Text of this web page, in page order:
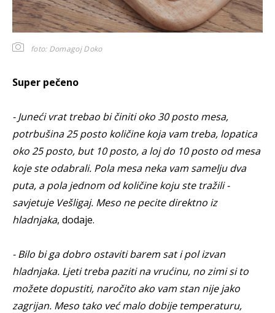
foto: Domagoj Doko
Super pečeno
- Juneći vrat trebao bi činiti oko 30 posto mesa,
potrbušina 25 posto količine koja vam treba, lopatica
oko 25 posto, but 10 posto, a loj do 10 posto od mesa
koje ste odabrali. Pola mesa neka vam samelju dva
puta, a pola jednom od količine koju ste tražili -
savjetuje Vešligaj. Meso ne pecite direktno iz
hladnjaka, dodaje.
- Bilo bi ga dobro ostaviti barem sat i pol izvan
hladnjaka. Ljeti treba paziti na vrućinu, no zimi si to
možete dopustiti, naročito ako vam stan nije jako
zagrijan. Meso tako već malo dobije temperaturu,